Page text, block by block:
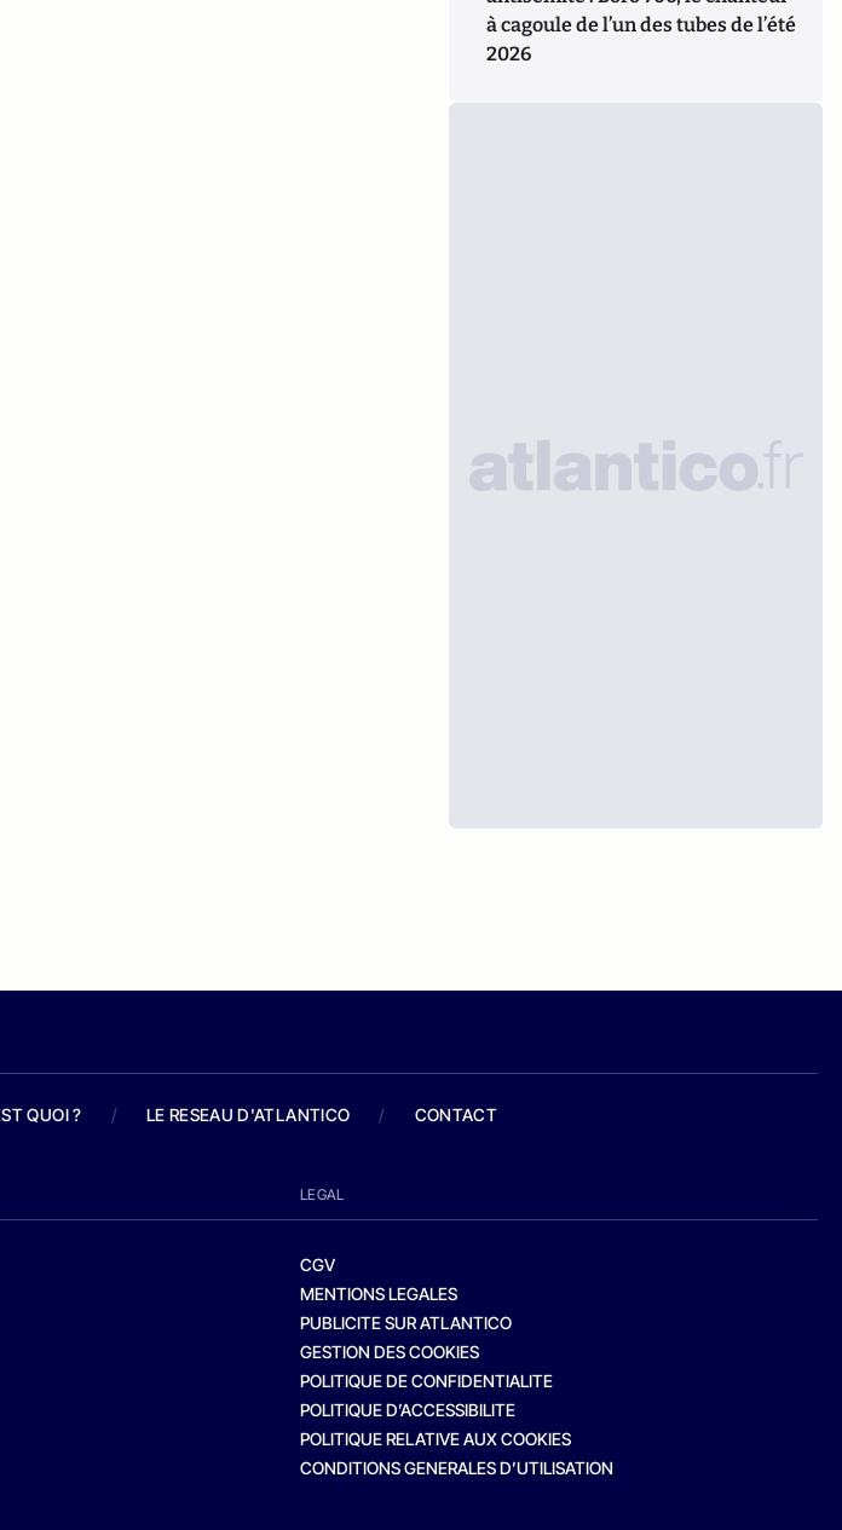
à cagoule de l’un des tubes de l’été
2026
QUOI ? / LE RESEAU D'ATLANTICO / CONTACT
LEGAL
CGV
MENTIONS LEGALES
PUBLICITE SUR ATLANTICO
GESTION DES COOKIES
POLITIQUE DE CONFIDENTIALITE
POLITIQUE D’ACCESSIBILITE
POLITIQUE RELATIVE AUX COOKIES
CONDITIONS GENERALES D’UTILISATION